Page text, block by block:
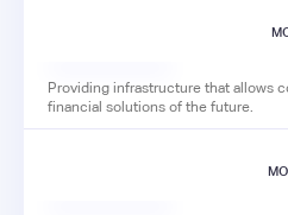
Providing infrastructure that allows
financial solutions of the future.